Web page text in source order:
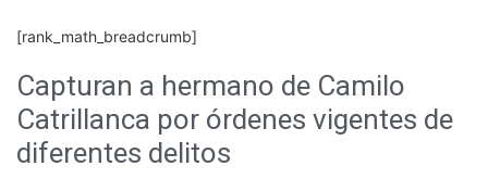
[rank_math_breadcrumb]
Capturan a hermano de Camilo
Catrillanca por órdenes vigentes de
diferentes delitos